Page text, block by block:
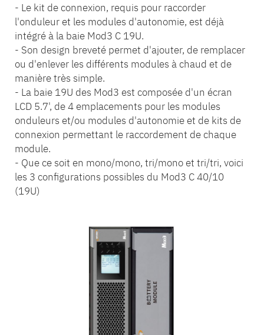
- Le kit de connexion, requis pour raccorder
l'onduleur et les modules d'autonomie, est déjà
intégré à la baie Mod3 C 19U.
- Son design breveté permet d'ajouter, de remplacer
ou d'enlever les différents modules à chaud et de
manière très simple.
- La baie 19U des Mod3 est composée d'un écran
LCD 5.7', de 4 emplacements pour les modules
onduleurs et/ou modules d'autonomie et de kits de
connexion permettant le raccordement de chaque
module.
- Que ce soit en mono/mono, tri/mono et tri/tri, voici
les 3 configurations possibles du Mod3 C 40/10
(19U)